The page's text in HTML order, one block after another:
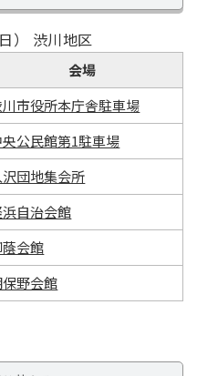
） 渋川地区
会場
市役所本庁舎駐車場
央公民館第1駐車場
沢団地集会所
自治会館
会館
保野会館